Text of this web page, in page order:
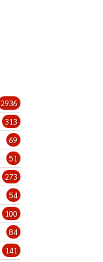
2936
313
69
51
273
54
100
84
141